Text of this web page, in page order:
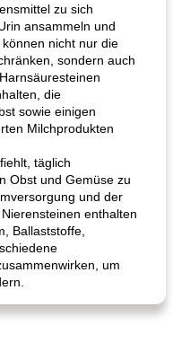
Curry-Hühnersalat
zu sich
ansammeln und
nicht nur die
sondern auch
die
sowie einigen
Milchprodukten
täglich
Obst und Gemüse zu
und der
enthalten
Ballaststoffe,
um